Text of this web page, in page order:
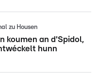
zu Housen
koumen an d'Spidol,
hunn